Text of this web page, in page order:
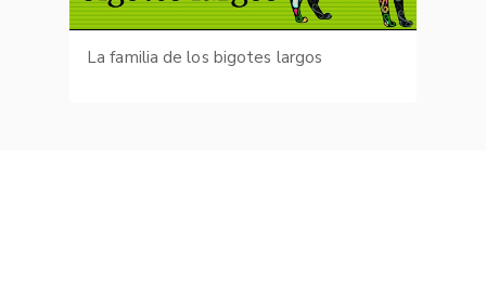
La familia de los bigotes largos